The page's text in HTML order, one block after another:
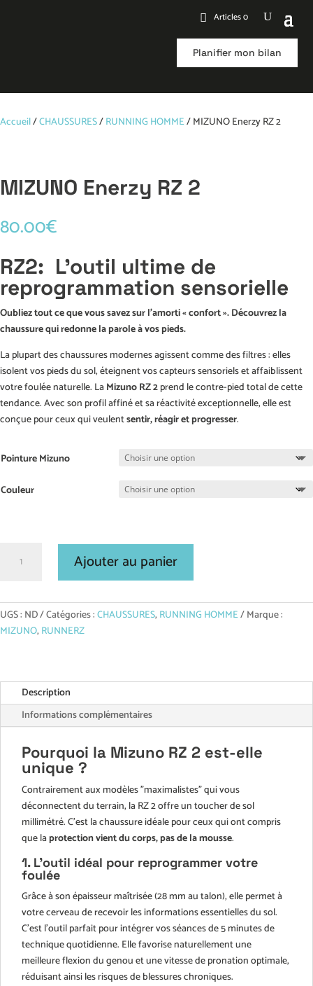
Articles 0
Planifier mon bilan
Accueil/CHAUSSURES/RUNNING HOMME/ MIZUNO Enerzy RZ 2
MIZUNO Enerzy RZ 2
80.00€
RZ2: L’outil ultime de
reprogrammation sensorielle
Oubliez tout ce que vous savez sur l’amorti « confort ». Découvrez la
chaussure qui redonne la parole à vos pieds.
La plupart des chaussures modernes agissent comme des filtres : elles
isolent vos pieds du sol, éteignent vos capteurs sensoriels et affaiblissent
votre foulée naturelle. LaMizuno RZ 2prend le contre-pied total de cette
tendance. Avec son profil affiné et sa réactivité exceptionnelle, elle est
conçue pour ceux qui veulentsentir, réagir et progresser.
Pointure Mizuno
Couleur
Enerzy
RZ
2
Ajouter au panier
UGS : ND Catégories :CHAUSSURES, RUNNING HOMME Marque :
MIZUNO, RUNNERZ
Description
Informations complémentaires
Pourquoi la Mizuno RZ 2 est-elle
unique ?
Contrairement aux modèles "maximalistes" qui vous
déconnectent du terrain, la RZ 2 offre un toucher de sol
millimétré. C’est la chaussure idéale pour ceux qui ont compris
que laprotection vient du corps, pas de la mousse.
1. L’outil idéal pour reprogrammer votre
foulée
Grâce à son épaisseur maîtrisée (28 mm au talon), elle permet à
votre cerveau de recevoir les informations essentielles du sol.
C’est l’outil parfait pour intégrer vos séances de 5 minutes de
technique quotidienne. Elle favorise naturellement une
meilleure flexion du genou et une vitesse de pronation optimale,
réduisant ainsi les risques de blessures chroniques.